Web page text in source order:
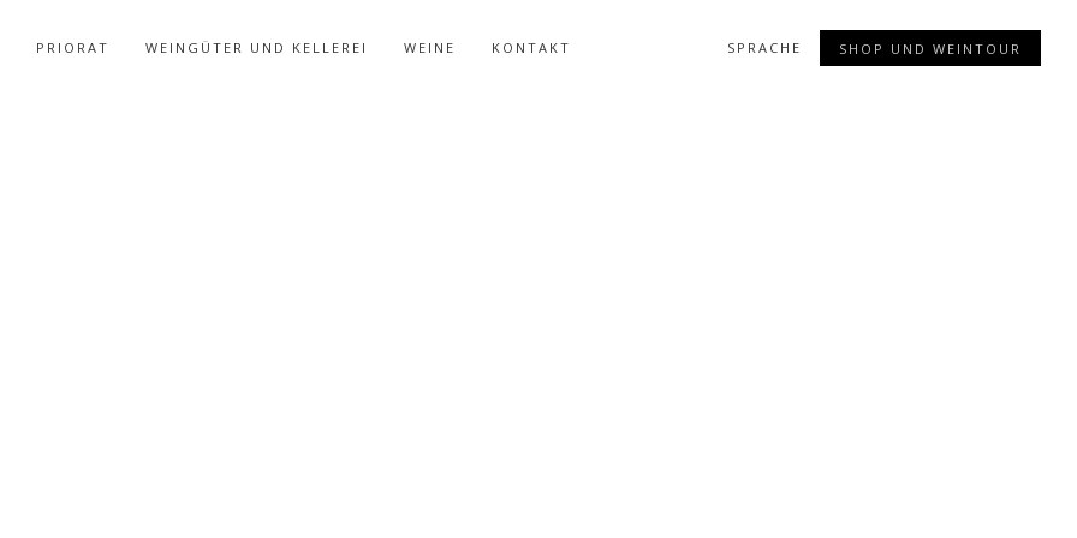
PRIORAT WEINGÜTER UND KELLEREI WEINE KONTAKT SPRACHE SHOP UND WEINTOUR